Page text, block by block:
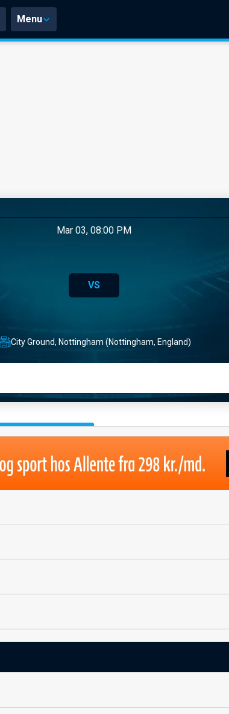
Menu
Mar 03, 08:00 PM
VS
City Ground, Nottingham (Nottingham, England)